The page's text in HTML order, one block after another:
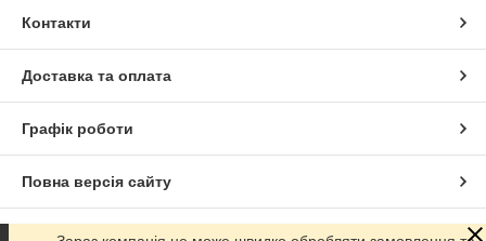
Контакти
Доставка та оплата
Графік роботи
Повна версія сайту
Сайт створено на маркетплейсі Prom.ua